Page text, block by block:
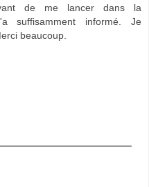
de me lancer dans la
suffisamment informé. Je
beaucoup.